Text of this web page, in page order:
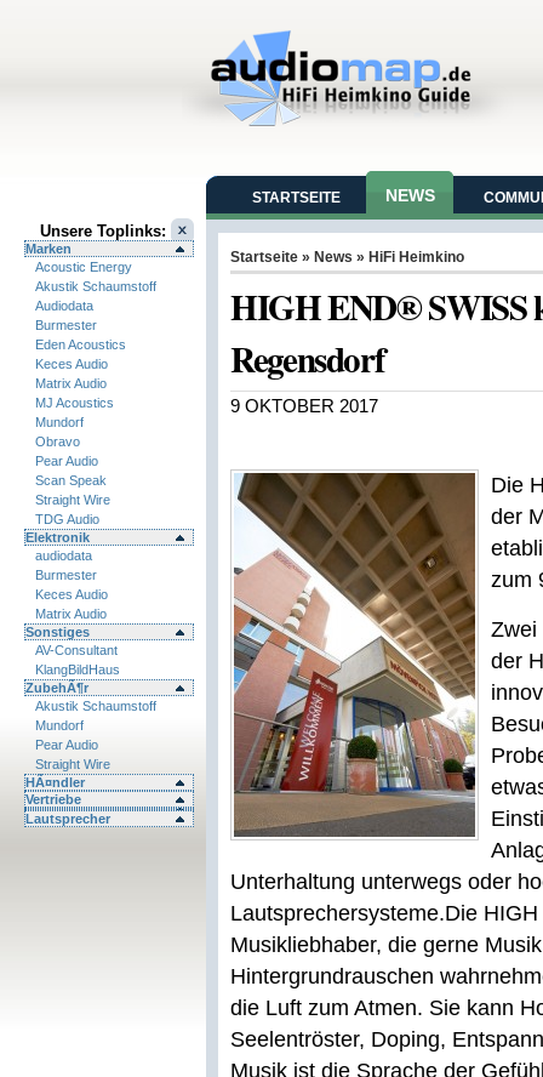
Unsere Toplinks:
Marken
Acoustic Energy
Akustik Schaumstoff
Audiodata
Burmester
Eden Acoustics
Keces Audio
Matrix Audio
MJ Acoustics
Mundorf
Obravo
Pear Audio
Scan Speak
Straight Wire
TDG Audio
Elektronik
audiodata
Burmester
Keces Audio
Matrix Audio
Sonstiges
AV-Consultant
KlangBildHaus
ZubehÃ¶r
Akustik Schaumstoff
Mundorf
Pear Audio
Straight Wire
HÃ¤ndler
Vertriebe
Lautsprecher
STARTSEITE NEWS
Startseite » News » HiFi Heimkino
HIGH END® SWISS
Regensdorf
9 OKTOBER 2017
Die
der
zum
Zwei
der
Unterhaltung unterwegs oder
Lautsprechersysteme.Die
Musikliebhaber, die gerne
Hintergrundrauschen
die Luft zum Atmen. Sie kann
Seelentröster, Doping,
Musik ist die Sprache der